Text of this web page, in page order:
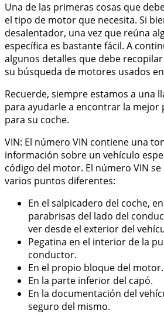
Una de las primeras cosas que
el tipo de motor que necesita. Si
desalentador, una vez que reúna
específica es bastante fácil. A
algunos detalles que debe
su búsqueda de motores usados
Recuerde, siempre estamos a una
para ayudarle a encontrar la mejor
para su coche.
VIN: El número VIN contiene una
información sobre un vehículo
código del motor. El número VIN
varios puntos diferentes:
En el salpicadero del coche,
parabrisas del lado del
ver desde el exterior del
Pegatina en el interior de la
conductor.
En el propio bloque del motor.
En la parte inferior del capó.
En la documentación del
seguro del mismo.